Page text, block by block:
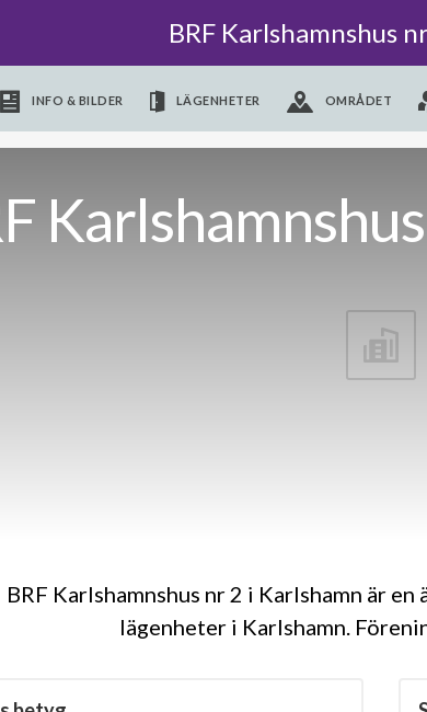
BRF Karlshamnshus
INFO & BILDER LÄGENHETER OMRÅDET
BRF Karlshamnshus nr 2 i Karlshamn är
lägenheter i Karlshamn.